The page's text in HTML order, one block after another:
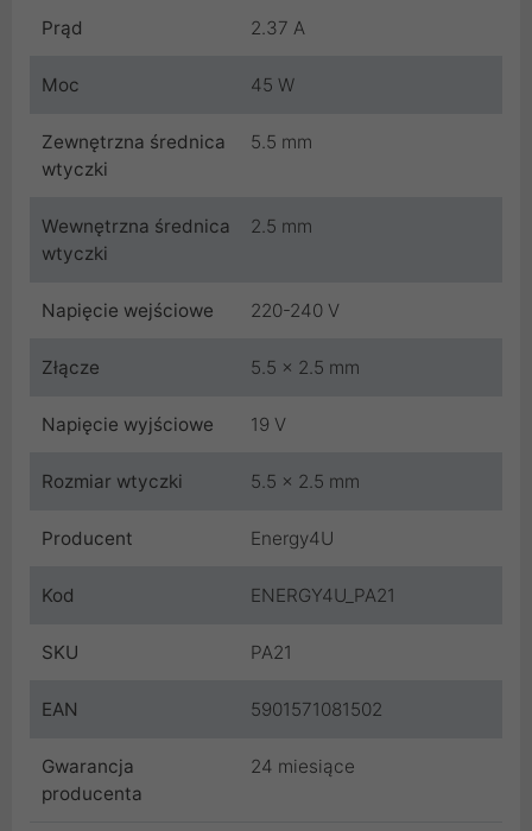
Prąd 2.37 A
Moc 45 W
Zewnętrzna średnica
wtyczki
5.5 mm
Wewnętrzna średnica
wtyczki
2.5 mm
Napięcie wejściowe 220-240 V
Złącze 5.5 x 2.5 mm
Napięcie wyjściowe 19 V
Rozmiar wtyczki 5.5 x 2.5 mm
Producent Energy4U
Kod ENERGY4U_PA21
SKU PA21
EAN 5901571081502
Gwarancja
producenta
24 miesiące